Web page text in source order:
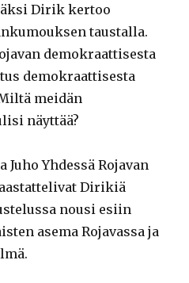
Dirik kertoo
taustalla.
demokraattisesta
demokraattisesta
meidän
näyttää?
Yhdessä Rojavan
Dirikiä
nousi esiin
asema Rojavassa ja